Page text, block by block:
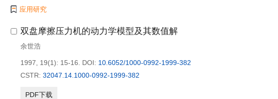
应用研究
双盘摩擦压力机的动力学模型及其数值解
余世浩
1997, 19(1): 15-16. DOI: 10.6052/1000-0992-1999-382
CSTR: 32047.14.1000-0992-1999-382
PDF下载